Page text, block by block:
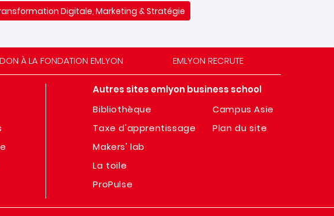
Digitale, Marketing & Stratégie
À LA FONDATION EMLYON EMLYON RECRUTE
Autres sites emlyon business school
Bibliothèque
Taxe d'apprentissage
Makers' lab
La toile
ProPulse
Campus Asie
Plan du site